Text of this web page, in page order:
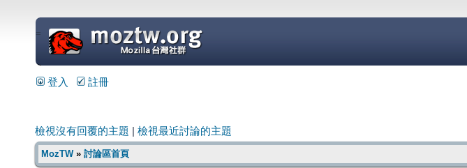
=
登入 註冊
檢視沒有回覆的主題 檢視最近討論的主題
MozTW» 討論區首頁